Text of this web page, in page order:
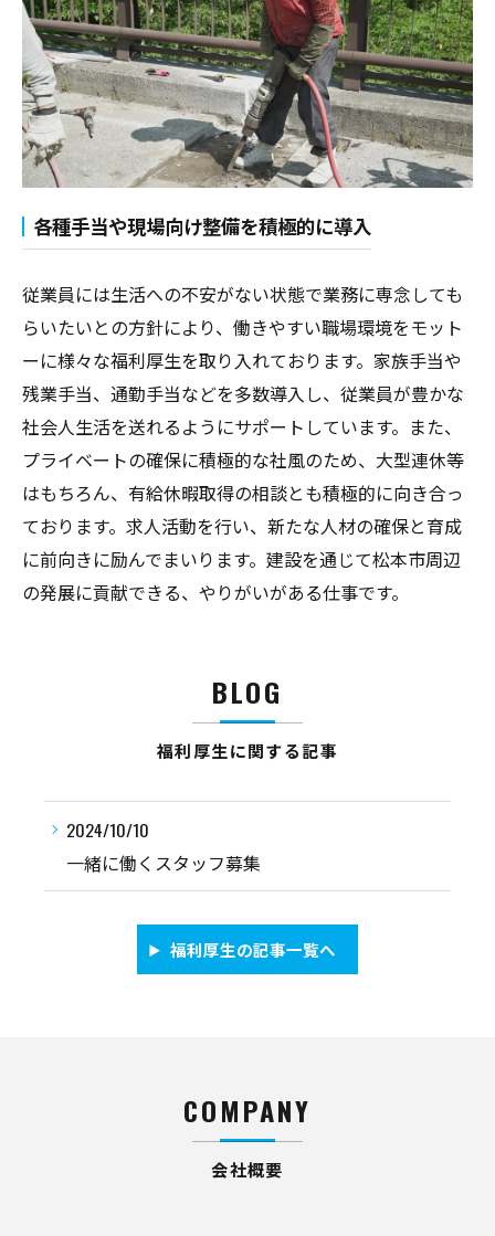
各種手当や現場向け整備を積極的に導入
従業員には生活への不安がない状態で業務に専念しても
らいたいとの方針により、働きやすい職場環境をモット
ーに様々な福利厚生を取り入れております。家族手当や
残業手当、通勤手当などを多数導入し、従業員が豊かな
社会人生活を送れるようにサポートしています。また、
プライベートの確保に積極的な社風のため、大型連休等
はもちろん、有給休暇取得の相談とも積極的に向き合っ
ております。求人活動を行い、新たな人材の確保と育成
に前向きに励んでまいります。建設を通じて松本市周辺
の発展に貢献できる、やりがいがある仕事です。
BLOG
福利厚生に関する記事
2024/10/10
一緒に働くスタッフ募集
福利厚生の記事一覧へ
会社概要
COMPANY